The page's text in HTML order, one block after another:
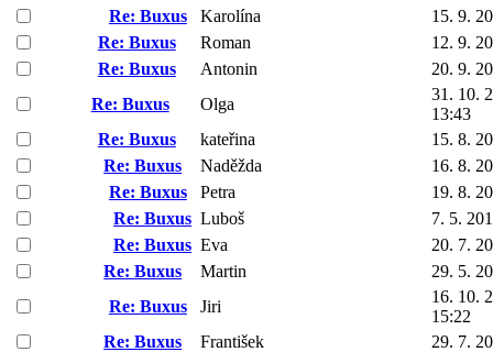
Re: Buxus
Karolína
15. 9.
Re: Buxus
Roman
12. 9.
Re: Buxus
Antonin
20. 9.
Re: Buxus
Olga
31. 10.
13:43
Re: Buxus
kateřina
15. 8.
Re: Buxus
Naděžda
16. 8.
Re: Buxus
Petra
19. 8.
Re: Buxus Luboš
7. 5.
Re: Buxus Eva
20. 7.
Re: Buxus
Martin
29. 5.
Re: Buxus
Jiri
16. 10.
15:22
Re: Buxus
František
29. 7.